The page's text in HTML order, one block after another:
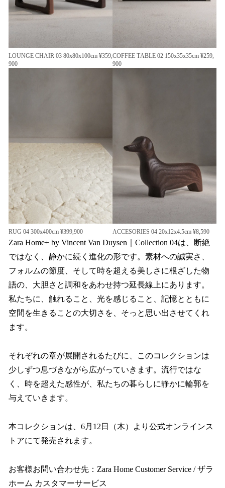
LOUNGE CHAIR 03 80x80x100cm ¥359,
900
COFFEE TABLE 02 150x35x35cm ¥259,
900
RUG 04 300x400cm ¥399,900 ACCESORIES 04 20x12x4.5cm ¥8,590
Zara Home+ by Vincent Van Duysen｜Collection 04は、断絶
ではなく、静かに続く進化の形です。素材への誠実さ、
フォルムの節度、そして時を超える美しさに根ざした物
語の、大胆さと調和をあわせ持つ延長線上にあります。
私たちに、触れること、光を感じること、記憶とともに
空間を生きることの大切さを、そっと思い出させてくれ
ます。
それぞれの章が展開されるたびに、このコレクションは
少しずつ息づきながら広がっていきます。流行ではな
く、時を超えた感性が、私たちの暮らしに静かに輪郭を
与えていきます。
本コレクションは、6月12日（木）より公式オンラインス
トアにて発売されます。
お客様お問い合わせ先：Zara Home Customer Service / ザラ
ホーム カスタマーサービス